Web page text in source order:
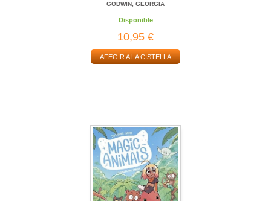
GODWIN, GEORGIA
Disponible
10,95 €
AFEGIR A LA CISTELLA